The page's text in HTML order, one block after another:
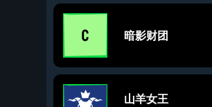
暗影财团
山羊女王